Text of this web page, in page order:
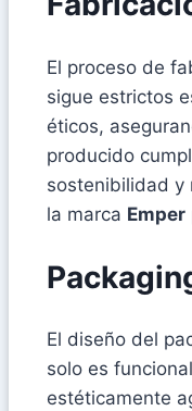
El proceso de
sigue estrictos
éticos,
producido
sostenibilidad y
la marca Emper
El diseño del
solo es
estéticamente